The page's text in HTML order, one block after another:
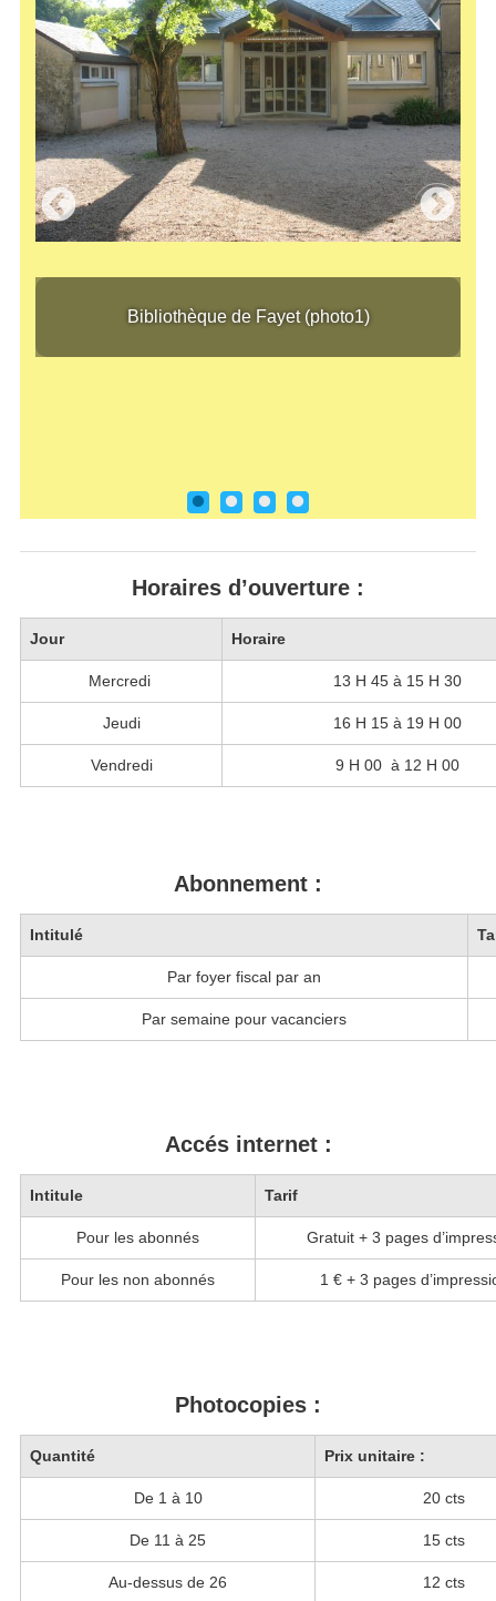
Bibliothèque de Fayet (photo1)
Bibliothèque de Fayet (photo1)
Horaires d’ouverture :
Jour Horaire
Mercredi 13 H 45 à 15 H 30
Jeudi 16 H 15 à 19 H 00
Vendredi 9 H 00 à 12 H 00
Abonnement :
Intitulé
Par foyer fiscal par an
Par semaine pour vacanciers
Accés internet :
Intitule Tarif
Pour les abonnés Gratuit + 3 pages
Pour les non abonnés 1 € + 3 pages
Photocopies :
Quantité Prix unitaire :
De 1 à 10 20 cts
De 11 à 25 15 cts
Au-dessus de 26 12 cts